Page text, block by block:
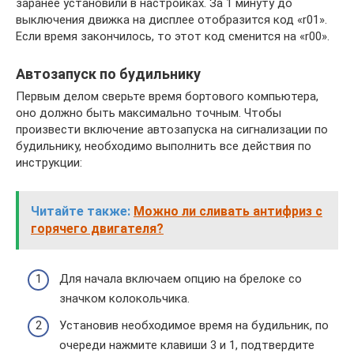
выключения движка на дисплее отобразится код «r01».
Если время закончилось, то этот код сменится на «r00».
Автозапуск по будильнику
Первым делом сверьте время бортового компьютера,
оно должно быть максимально точным. Чтобы
произвести включение автозапуска на сигнализации по
будильнику, необходимо выполнить все действия по
инструкции:
Читайте также: Можно ли сливать антифриз с
горячего двигателя?
Для начала включаем опцию на брелоке со
значком колокольчика.
Установив необходимое время на будильник, по
очереди нажмите клавиши 3 и 1, подтвердите